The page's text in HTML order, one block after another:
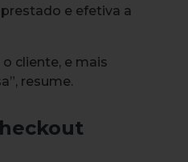
e efetiva a
cliente, e mais
resume.